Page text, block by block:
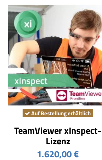
Auf Bestellung erhältlich
TeamViewer xInspect-
Lizenz
1.620,00 €